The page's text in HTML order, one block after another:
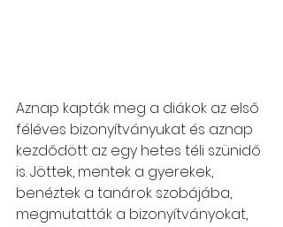
Aznap kapták meg a diákok az első
féléves bizonyítványukat és aznap
kezdődött az egy hetes téli szünidő
is. Jöttek, mentek a gyerekek,
benéztek a tanárok szobájába,
megmutatták a bizonyítványokat,